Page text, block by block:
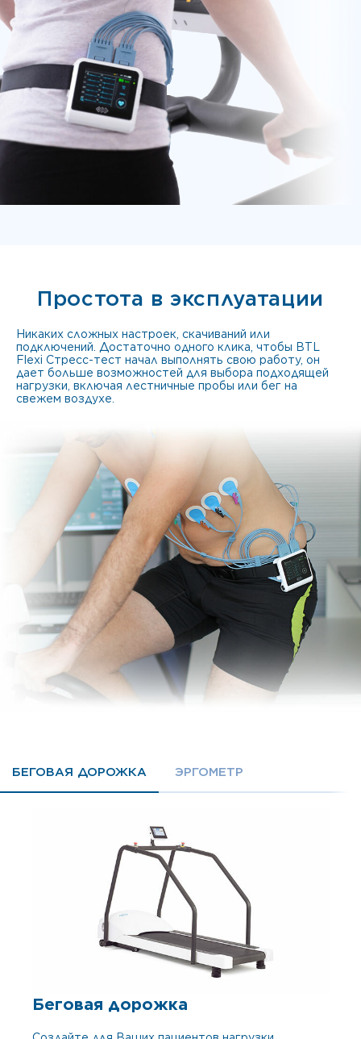
Простота в эксплуатации
Никаких сложных настроек, скачиваний или
подключений. Достаточно одного клика, чтобы BTL
Flexi Стресс-тест начал выполнять свою работу, он
дает больше возможностей для выбора подходящей
нагрузки, включая лестничные пробы или бег на
свежем воздухе.
БЕГОВАЯ ДОРОЖКА ЭРГОМЕТР
Беговая дорожка